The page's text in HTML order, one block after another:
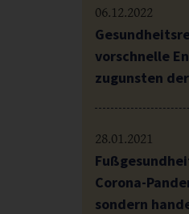
06.12.2022
vorschnelle
zugunsten
28.01.2021
Corona-
sondern